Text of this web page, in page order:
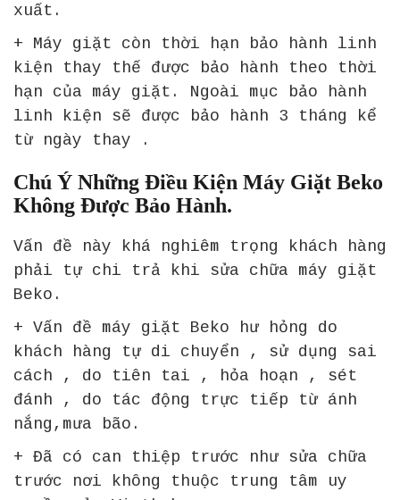
xuất.
+ Máy giặt còn thời hạn bảo hành linh
kiện thay thế được bảo hành theo thời
hạn của máy giặt. Ngoài mục bảo hành
linh kiện sẽ được bảo hành 3 tháng kể
từ ngày thay .
Chú Ý Những Điều Kiện Máy Giặt Beko
Không Được Bảo Hành.
Vấn đề này khá nghiêm trọng khách hàng
phải tự chi trả khi sửa chữa máy giặt
Beko.
+ Vấn đề máy giặt Beko hư hỏng do
khách hàng tự di chuyển , sử dụng sai
cách , do tiên tai , hỏa hoạn , sét
đánh , do tác động trực tiếp từ ánh
nắng,mưa bão.
+ Đã có can thiệp trước như sửa chữa
trước nơi không thuộc trung tâm uy